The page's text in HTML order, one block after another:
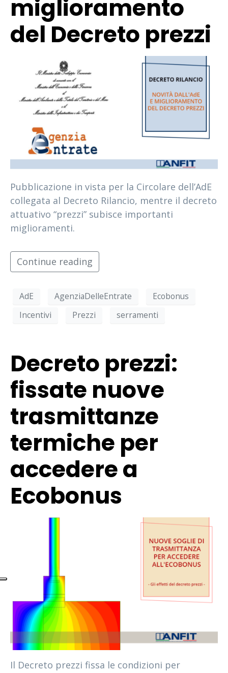
miglioramento
del Decreto prezzi
Pubblicazione in vista per la Circolare dell’AdE
collegata al Decreto Rilancio, mentre il decreto
attuativo “prezzi” subisce importanti
miglioramenti.
Continue reading
AdE AgenziaDelleEntrate
Ecobonus
Incentivi
Prezzi serramenti
Decreto prezzi:
fissate nuove
trasmittanze
termiche per
accedere a
Ecobonus
Il Decreto prezzi fissa le condizioni per